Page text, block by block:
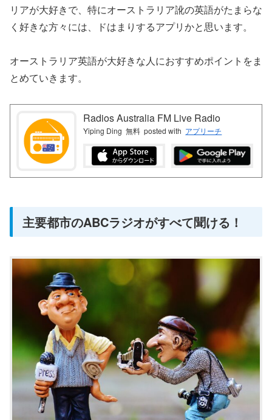
リアが大好きで、特にオーストラリア訛の英語がたまらな
く好きな方々には、ドはまりするアプリかと思います。
オーストラリア英語が大好きな人におすすめポイントをま
とめていきます。
Radios Australia FM Live Radio
Yiping Ding 無料 posted with アプリーチ
主要都市のABCラジオがすべて聞ける！